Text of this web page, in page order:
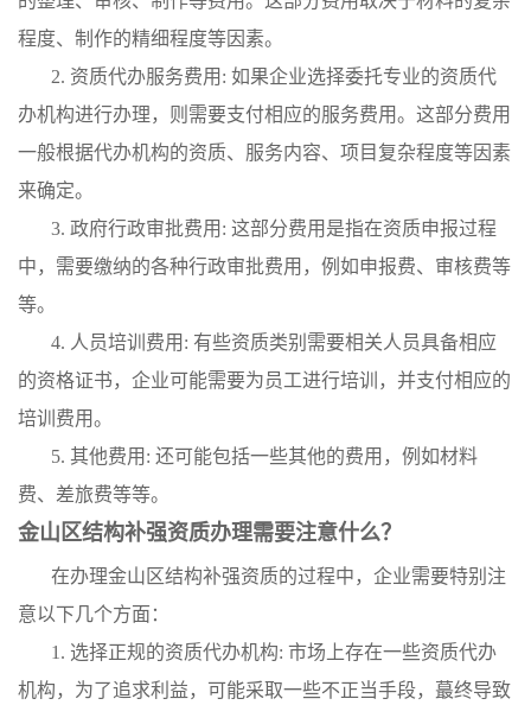
程度、制作的精细程度等因素。
2. 资质代办服务费用: 如果企业选择委托专业的资质代
办机构进行办理，则需要支付相应的服务费用。这部分费用
一般根据代办机构的资质、服务内容、项目复杂程度等因素
来确定。
3. 政府行政审批费用: 这部分费用是指在资质申报过程
中，需要缴纳的各种行政审批费用，例如申报费、审核费等
等。
4. 人员培训费用: 有些资质类别需要相关人员具备相应
的资格证书，企业可能需要为员工进行培训，并支付相应的
培训费用。
5. 其他费用: 还可能包括一些其他的费用，例如材料
费、差旅费等等。
金山区结构补强资质办理需要注意什么？
在办理金山区结构补强资质的过程中，企业需要特别注
意以下几个方面：
1. 选择正规的资质代办机构: 市场上存在一些资质代办
机构，为了追求利益，可能采取一些不正当手段，蕞终导致